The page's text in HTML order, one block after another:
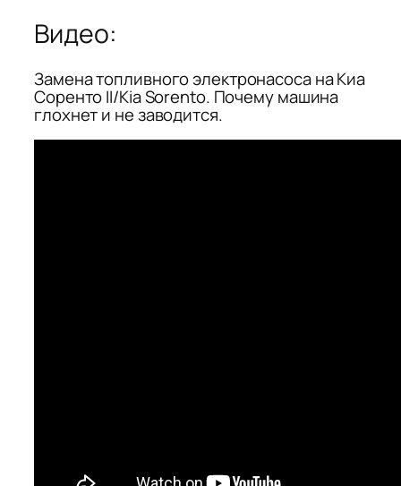
Видео:
Замена топливного электронасоса на Киа
Соренто II/Kia Sorento. Почему машина
глохнет и не заводится.